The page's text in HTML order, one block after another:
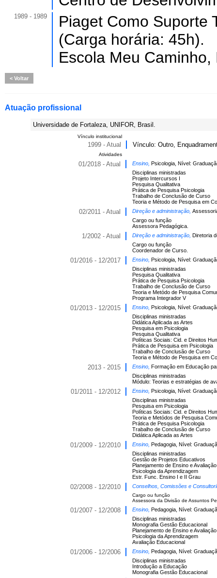
1989 - 1989
Piaget Como Suporte
(Carga horária: 45h).
Escola Meu
Voltar
Atuação profissional
Universidade de Fortaleza, UNIFOR, Brasil.
Vínculo institucional
1999 - Atual Vínculo: Outro,
Atividades
01/2018 - Atual Ensino, Psicologia, Nível:
Disciplinas ministradas
Projeto Intercursos I
Pesquisa Qualitativa
Prática de Pesquisa Psicologia
Trabalho de Conclusão de Curso
Teoria e Método de Pesquisa em
02/2011 - Atual Direção e administração,
Cargo ou função
Assessora Pedagógica.
1/2002 - Atual Direção e administração, Diretoria
Cargo ou função
Coordenador de Curso.
01/2016 - 12/2017 Ensino, Psicologia, Nível:
Disciplinas ministradas
Pesquisa Qualitativa
Prática de Pesquisa Psicologia
Trabalho de Conclusão de Curso
Teoria e Metódo de Pesquisa
Programa Integrador V
01/2013 - 12/2015 Ensino, Psicologia, Nível:
Disciplinas ministradas
Didática Aplicada as Artes
Pesquisa em Psicologia
Pesquisa Qualitativa
Políticas Sociais: Cid. e Direitos
Prática de Pesquisa em Psicologia
Trabalho de Conclusão de Curso
Teoria e Método de Pesquisa em
2013 - 2015 Ensino, Formação em Educação
Disciplinas ministradas
Módulo: Teorias e estratégias de
01/2011 - 12/2012 Ensino, Psicologia, Nível:
Disciplinas ministradas
Pesquisa em Psicologia
Políticas Sociais: Cid. e Direitos
Teoria e Metódos de Pesquisa
Prática de Pesquisa Psicologia
Trabalho de Conclusão de Curso
Didática Aplicada as Artes
01/2009 - 12/2010 Ensino, Pedagogia, Nível:
Disciplinas ministradas
Gestão de Projetos Educativos
Planejamento de Ensino e Avaliação
Psicologia da Aprendizagem
Estr. Func. Ensino I e II Grau
02/2008 - 12/2010 Conselhos, Comissões e
Cargo ou função
Assessora da Divisão de Assuntos
01/2007 - 12/2008 Ensino, Pedagogia, Nível:
Disciplinas ministradas
Monografia Gestão Educacional
Planejamento de Ensino e Avaliação
Psicologia da Aprendizagem
Avaliação Educacional
01/2006 - 12/2006 Ensino, Pedagogia, Nível:
Disciplinas ministradas
Introdução a Educação
Monografia Gestão Educacional